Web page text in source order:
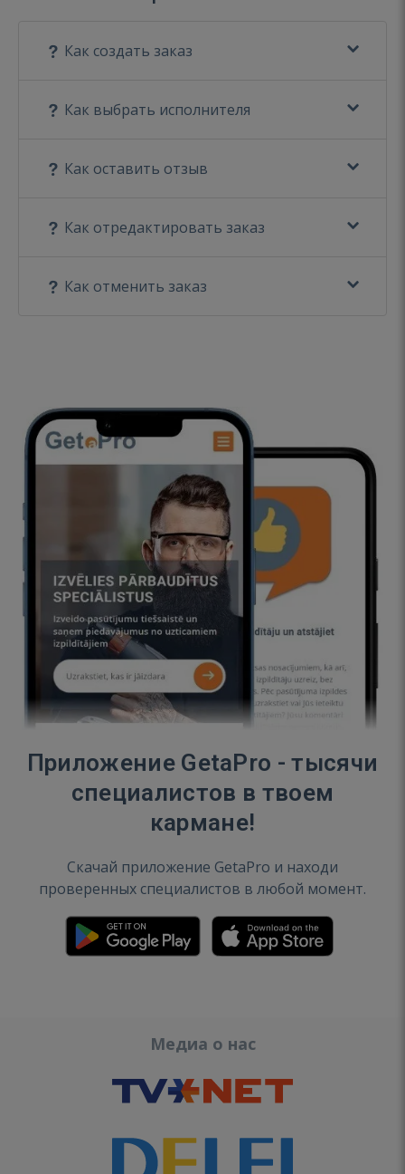
Как создать заказ
Как выбрать исполнителя
Как оставить отзыв
Как отредактировать заказ
Как отменить заказ
Приложение GetaPro - тысячи
специалистов в твоем
кармане!
Скачай приложение GetaPro и находи
проверенных специалистов в любой момент.
Медиа о нас